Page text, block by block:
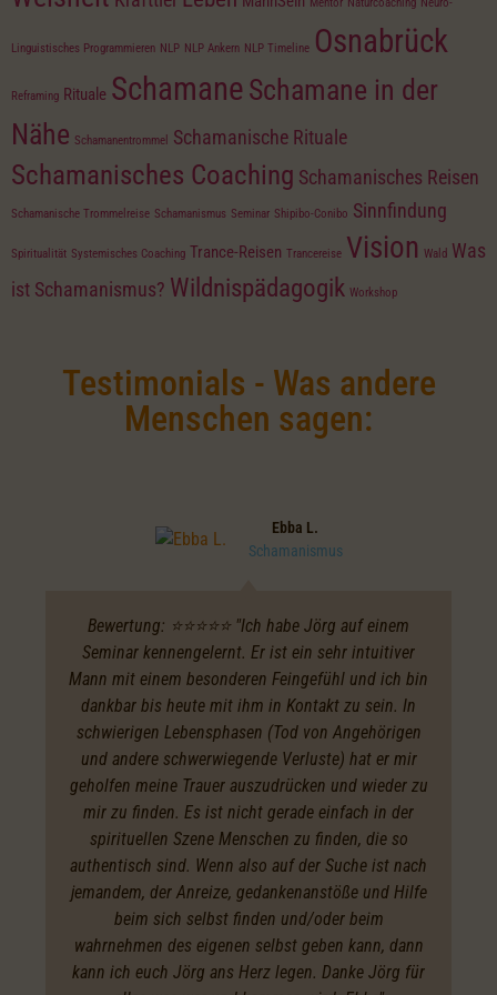
Linguistisches Programmieren NLP NLP Ankern NLP Timeline Osnabrück
Reframing Rituale Schamane Schamane in der
Nähe Schamanentrommel Schamanische Rituale
Schamanisches Coaching Schamanisches Reisen
Schamanische Trommelreise Schamanismus Seminar Shipibo-Conibo Sinnfindung
Spiritualität Systemisches Coaching Trance-Reisen Trancereise Vision Wald Was
ist Schamanismus? Wildnispädagogik Workshop
Testimonials - Was andere
Menschen sagen:
Bewertung: ⭐️⭐️⭐️⭐️⭐️ "Ich habe Jörg auf einem
Seminar kennengelernt. Er ist ein sehr intuitiver
Mann mit einem besonderen Feingefühl und ich bin
dankbar bis heute mit ihm in Kontakt zu sein. In
schwierigen Lebensphasen (Tod von Angehörigen
und andere schwerwiegende Verluste) hat er mir
geholfen meine Trauer auszudrücken und wieder zu
mir zu finden. Es ist nicht gerade einfach in der
spirituellen Szene Menschen zu finden, die so
authentisch sind. Wenn also auf der Suche ist nach
jemandem, der Anreize, gedankenanstöße und Hilfe
beim sich selbst finden und/oder beim
wahrnehmen des eigenen selbst geben kann, dann
kann ich euch Jörg ans Herz legen. Danke Jörg für
Ebba L.
Schamanismus